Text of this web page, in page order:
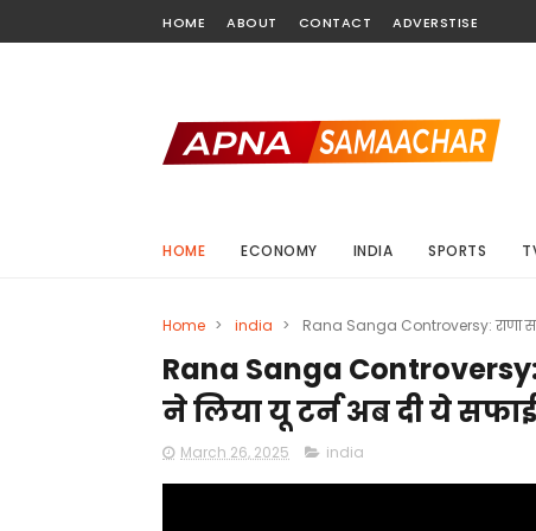
HOME ABOUT CONTACT ADVERSTISE
HOME ECONOMY INDIA SPORTS
Home > india > Rana Sanga Controversy: राणा
Rana Sanga
ने लिया यू टर्न अब दी ये
March 26, 2025 india